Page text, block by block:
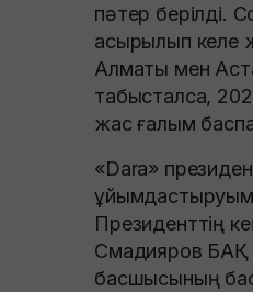
пәтер берілді.
асырылып келе
Алматы мен
табысталса,
жас ғалым
«Dara»
Президенттің
Смадияров БАҚ
басшысының